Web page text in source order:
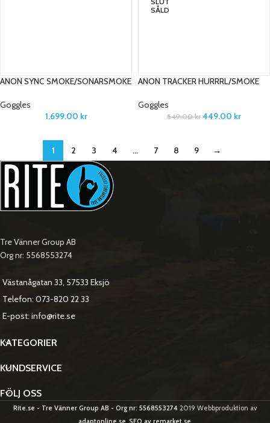
ANON SYNC SMOKE/SONARSMOKE
Goggles
1,699.00 kr
SÅLD
ANON TRACKER HURRRL/SMOKE
Goggles
549.00kr 449.00 kr
1 2 3 4 … 7 8 9 →
Tre Vänner Group AB
Org nr: 5568553274
Västanågatan 33, 57533 Eksjö
Telefon: 073-820 22 33
E-post: info@rite.se
KATEGORIER
KUNDSERVICE
FÖLJ OSS
Rite.se - Tre Vänner Group AB - Org nr: 5568553274 2019 Webbproduktion av
adaptonline.se SEO av remarket.se